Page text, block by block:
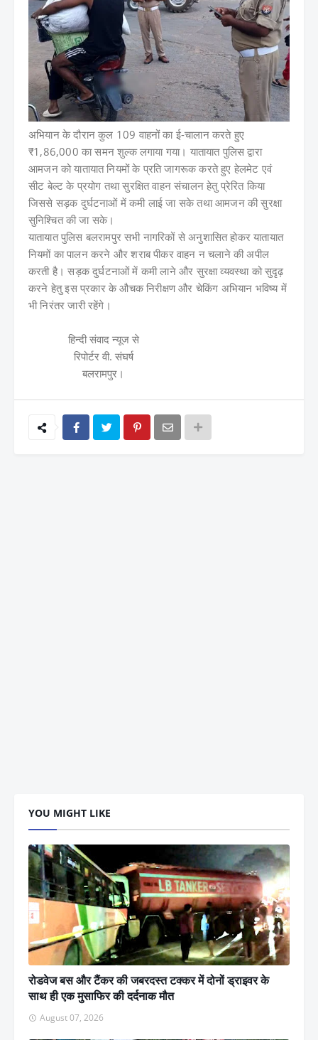
अभियान के दौरान कुल 109 वाहनों का ई-चालान करते हुए
₹1,86,000 का समन शुल्क लगाया गया। यातायात पुलिस द्वारा
आमजन को यातायात नियमों के प्रति जागरूक करते हुए हेलमेट एवं
सीट बेल्ट के प्रयोग तथा सुरक्षित वाहन संचालन हेतु प्रेरित किया
जिससे सड़क दुर्घटनाओं में कमी लाई जा सके तथा आमजन की सुरक्षा
सुनिश्चित की जा सके।
यातायात पुलिस बलरामपुर सभी नागरिकों से अनुशासित होकर यातायात
नियमों का पालन करने और शराब पीकर वाहन न चलाने की अपील
करती है। सड़क दुर्घटनाओं में कमी लाने और सुरक्षा व्यवस्था को सुदृढ़
करने हेतु इस प्रकार के औचक निरीक्षण और चेकिंग अभियान भविष्य में
भी निरंतर जारी रहेंगे।
हिन्दी संवाद न्यूज से
रिपोर्टर वी. संघर्ष
बलरामपुर।
YOU MIGHT LIKE
रोडवेज बस और टैंकर की जबरदस्त टक्कर में दोनों ड्राइवर के
साथ ही एक मुसाफिर की दर्दनाक मौत
August 07, 2026